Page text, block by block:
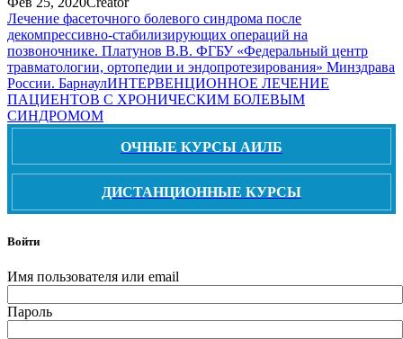
Лечение фасеточного болевого синдрома после
декомпрессивно-стабилизирующих операций на
позвоночнике. Платунов В.В. ФГБУ «Федеральный центр
травматологии, ортопедии и эндопротезирования» Минздрава
России. БарнаулИНТЕРВЕНЦИОННОЕ ЛЕЧЕНИЕ
ПАЦИЕНТОВ С ХРОНИЧЕСКИМ БОЛЕВЫМ
СИНДРОМОМ
ОЧНЫЕ КУРСЫ АИЛБ
ДИСТАНЦИОННЫЕ КУРСЫ
Войти
Имя пользователя или email
Пароль